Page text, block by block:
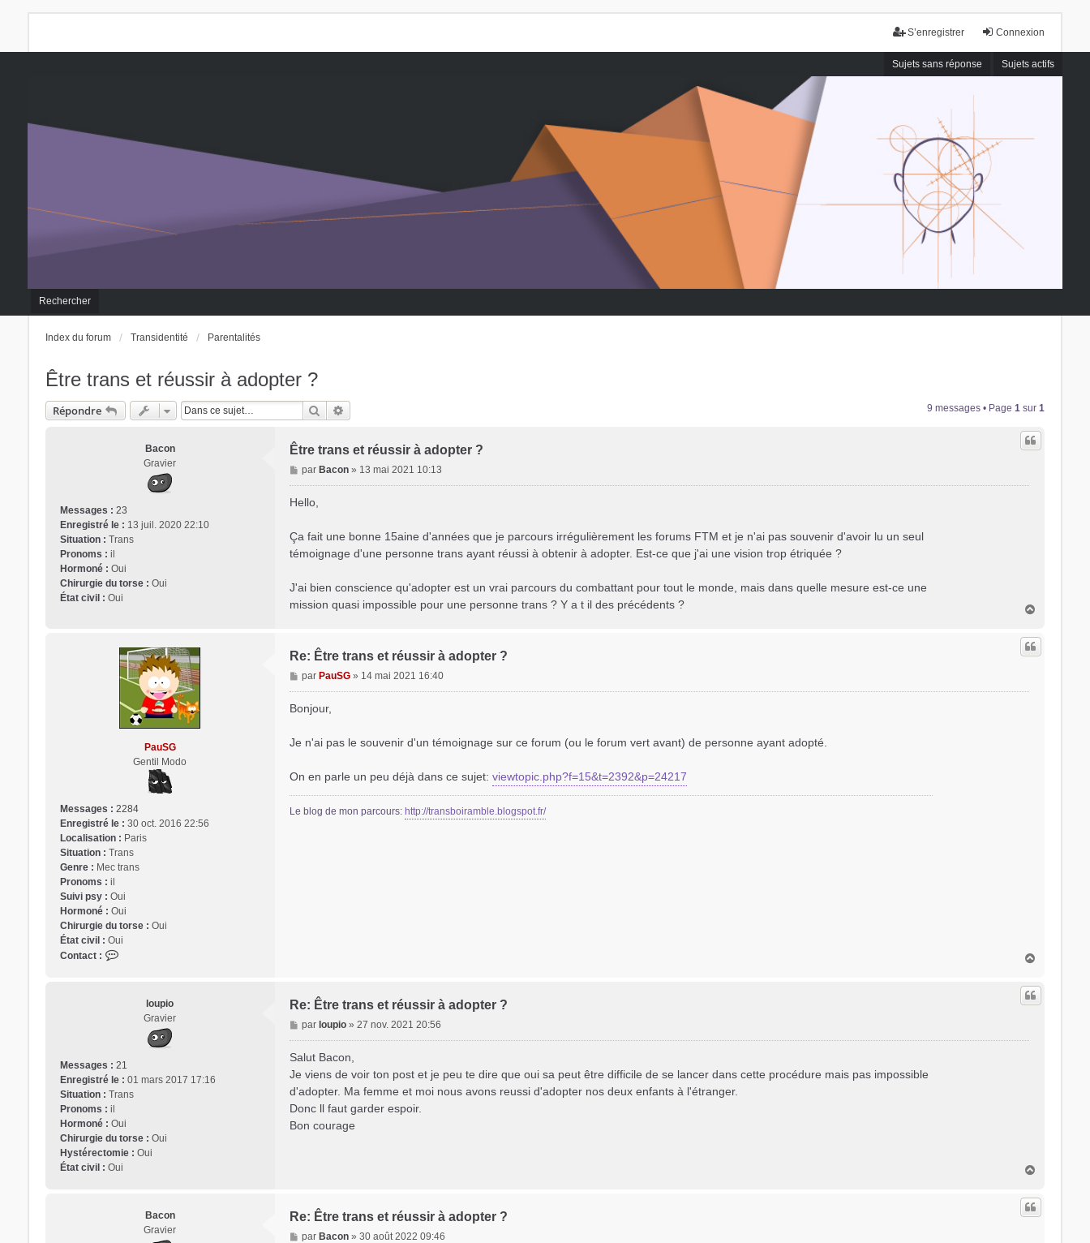
Connexion
S’enregistrer
Sujets sans réponse Sujets actifs
Trans District
Forum d'information sur les transidentités masculines FtM/FtX/Ft*
Rechercher
Index du forum Transidentité Parentalités
Être trans et réussir à adopter ?
Répondre Rechercher 9 messages • Page1 sur1
Bacon
Gravier
Messages : 23
Enregistré le : 13 juil. 2020 22:10
Situation : Trans
Pronoms : il
Hormoné : Oui
Chirurgie du torse : Oui
État civil : Oui
Être trans et réussir à adopter ?
M
e
g
e
parBacon » 13 mai 2021 10:13
Hello,
Ça fait une bonne 15aine d'années que je parcours irrégulièrement les forums FTM et je n'ai pas souvenir d'avoir lu un seul
témoignage d'une personne trans ayant réussi à obtenir à adopter. Est-ce que j'ai une vision trop étriquée ?
J'ai bien conscience qu'adopter est un vrai parcours du combattant pour tout le monde, mais dans quelle mesure est-ce une
mission quasi impossible pour une personne trans ? Y a t il des précédents ?
u
PauSG
Gentil Modo
Messages : 2284
Enregistré le : 30 oct. 2016 22:56
Localisation : Paris
Situation : Trans
Genre : Mec trans
Pronoms : il
Suivi psy : Oui
Hormoné : Oui
Chirurgie du torse : Oui
État civil : Oui
Contact :
r
P
a
S
G
Re: Être trans et réussir à adopter ?
M
e
g
parPauSG » 14 mai 2021 16:40
Bonjour,
Je n'ai pas le souvenir d'un témoignage sur ce forum (ou le forum vert avant) de personne ayant adopté.
On en parle un peu déjà dans ce sujet: viewtopic.php?f=15&t=2392&p=24217
Le blog de mon parcours: http://transboiramble.blogspot.fr/
u
loupio
Gravier
Messages : 21
Enregistré le : 01 mars 2017 17:16
Situation : Trans
Pronoms : il
Hormoné : Oui
Chirurgie du torse : Oui
Hystérectomie : Oui
État civil : Oui
Re: Être trans et réussir à adopter ?
M
e
a
g
e
parloupio » 27 nov. 2021 20:56
Salut Bacon,
Je viens de voir ton post et je peu te dire que oui sa peut être difficile de se lancer dans cette procédure mais pas impossible
d'adopter. Ma femme et moi nous avons reussi d'adopter nos deux enfants à l'étranger.
Donc ll faut garder espoir.
Bon courage
u
Bacon
Gravier
Re: Être trans et réussir à adopter ?
M
parBacon »30 août 2022 09:46